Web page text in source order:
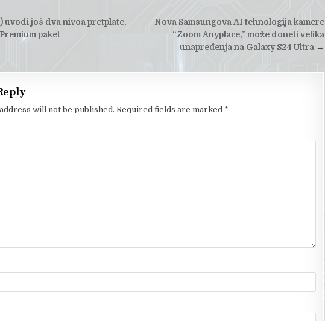
Nova Samsungova AI tehnologija kamere
“Zoom Anyplace,” može doneti velika
unapređenja na Galaxy S24 Ultra→
uvodi još dva nivoa pretplate,
paket
will not be published. Required fields are marked *